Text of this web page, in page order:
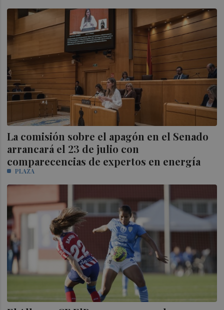
La comisión sobre el apagón en el Senado
arrancará el 23 de julio con
comparecencias de expertos en energía
PLAZA